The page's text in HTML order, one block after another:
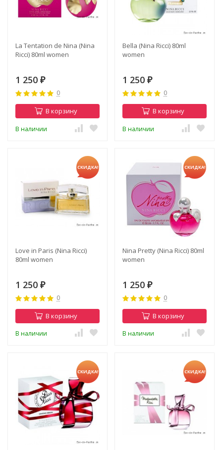
La Tentation de Nina (Nina
Ricci) 80ml women
1 250 ₽
0
В корзину
В наличии
Bella (Nina Ricci) 80ml
women
1 250 ₽
0
В корзину
В наличии
СКИДКА!
Love in Paris (Nina Ricci)
80ml women
1 250 ₽
0
В корзину
В наличии
СКИДКА!
Nina Pretty (Nina Ricci) 80ml
women
1 250 ₽
0
В корзину
В наличии
СКИДКА! СКИДКА!